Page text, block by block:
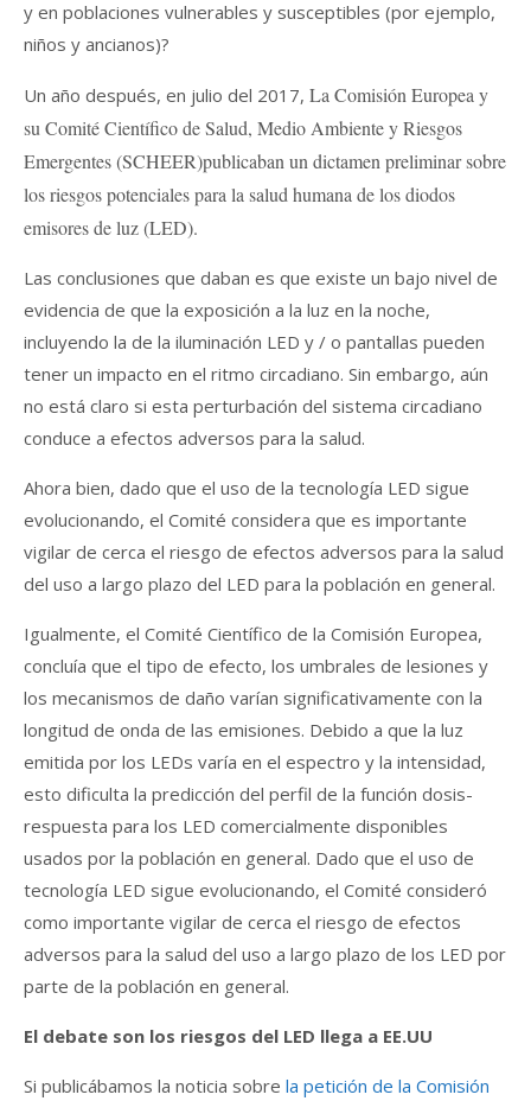
y en poblaciones vulnerables y susceptibles (por ejemplo,
niños y ancianos)?
Un año después, en julio del 2017, La Comisión Europea y
su Comité Científico de Salud, Medio Ambiente y Riesgos
Emergentes (SCHEER)publicaban un dictamen preliminar sobre
los riesgos potenciales para la salud humana de los diodos
emisores de luz (LED).
Las conclusiones que daban es que existe un bajo nivel de
evidencia de que la exposición a la luz en la noche,
incluyendo la de la iluminación LED y / o pantallas pueden
tener un impacto en el ritmo circadiano. Sin embargo, aún
no está claro si esta perturbación del sistema circadiano
conduce a efectos adversos para la salud.
Ahora bien, dado que el uso de la tecnología LED sigue
evolucionando, el Comité considera que es importante
vigilar de cerca el riesgo de efectos adversos para la salud
del uso a largo plazo del LED para la población en general.
Igualmente, el Comité Científico de la Comisión Europea,
concluía que el tipo de efecto, los umbrales de lesiones y
los mecanismos de daño varían significativamente con la
longitud de onda de las emisiones. Debido a que la luz
emitida por los LEDs varía en el espectro y la intensidad,
esto dificulta la predicción del perfil de la función dosis-
respuesta para los LED comercialmente disponibles
usados ​​por la población en general. Dado que el uso de
tecnología LED sigue evolucionando, el Comité consideró
como importante vigilar de cerca el riesgo de efectos
adversos para la salud del uso a largo plazo de los LED por
parte de la población en general.
El debate son los riesgos del LED llega a EE.UU
Si publicábamos la noticia sobre la petición de la Comisión